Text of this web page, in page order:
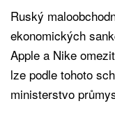
Ruský
ekonomických
Apple a Nike
lze podle tohoto
ministerstvo